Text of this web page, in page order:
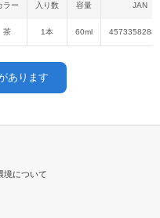
ラー 入り数 容量 JAN
茶 1本 60ml
あります
境について